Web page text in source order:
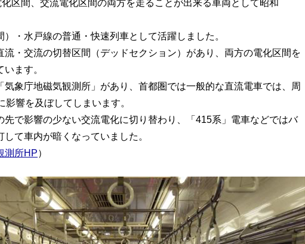
化区間、交流電化区間の両方を走ることが出来る車両として昭和
・水戸線の普通・快速列車として活躍しました。
流・交流の切替区間（デッドセクション）があり、両方の電化区間を
ます。
気象庁地磁気観測所」があり、首都圏では一般的な直流電車では、周
響を及ぼしてしまいます。
先で影響の少ない交流電化に切り替わり、「415系」電車などではバ
て車内が暗くなっていました。
測所HP）